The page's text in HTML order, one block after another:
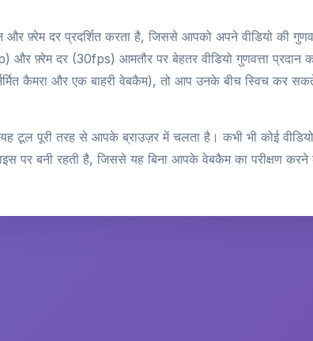
फ़्रेम दर प्रदर्शित करता है, जिससे आपको अपने वीडियो की
और फ़्रेम दर (30fps) आमतौर पर बेहतर वीडियो गुणवत्ता
कैमरा और एक बाहरी वेबकैम), तो आप उनके बीच स्विच कर
टूल पूरी तरह से आपके ब्राउज़र में चलता है। कभी भी कोई
पर बनी रहती है, जिससे यह बिना आपके वेबकैम का परीक्षण करने